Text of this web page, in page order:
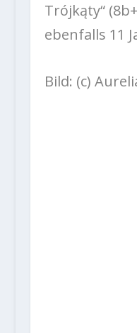
Trójkąty“
ebenfalls 11
Bild: (c)